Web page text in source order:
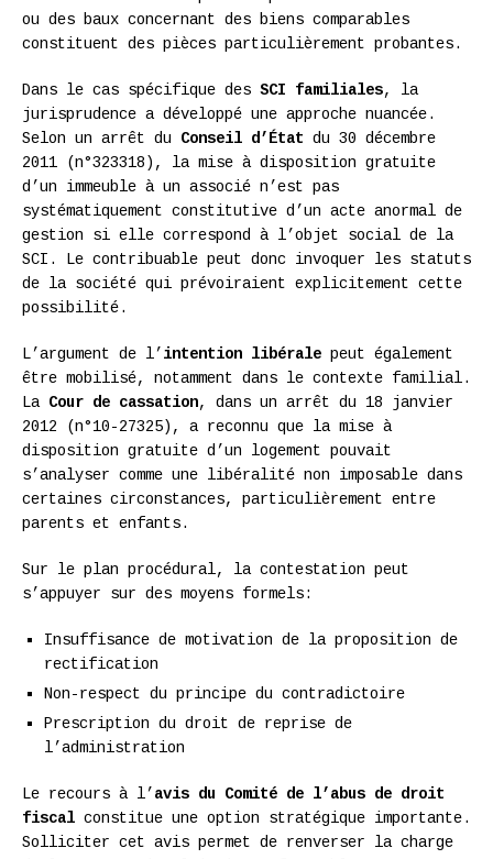
ou des baux concernant des biens comparables
constituent des pièces particulièrement probantes.
Dans le cas spécifique des SCI familiales, la
jurisprudence a développé une approche nuancée.
Selon un arrêt du Conseil d’État du 30 décembre
2011 (n°323318), la mise à disposition gratuite
d’un immeuble à un associé n’est pas
systématiquement constitutive d’un acte anormal de
gestion si elle correspond à l’objet social de la
SCI. Le contribuable peut donc invoquer les statuts
de la société qui prévoiraient explicitement cette
possibilité.
L’argument de l’ intention libérale peut également
être mobilisé, notamment dans le contexte familial.
La Cour de cassation, dans un arrêt du 18 janvier
2012 (n°10-27325), a reconnu que la mise à
disposition gratuite d’un logement pouvait
s’analyser comme une libéralité non imposable dans
certaines circonstances, particulièrement entre
parents et enfants.
Sur le plan procédural, la contestation peut
s’appuyer sur des moyens formels:
Insuffisance de motivation de la proposition de
rectification
Non-respect du principe du contradictoire
Prescription du droit de reprise de
l’administration
Le recours à l’ avis du Comité de l’abus de droit
fiscal constitue une option stratégique importante.
Solliciter cet avis permet de renverser la charge